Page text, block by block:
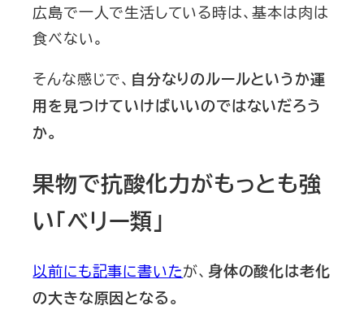
広島で一人で生活している時は、基本は肉は
食べない。
そんな感じで、 自分なりのルールというか運
用を見つけていけばいいのではないだろう
か。
果物で抗酸化力がもっとも強
い「ベリー類」
以前にも記事に書いたが、 身体の酸化は老化
の大きな原因となる。